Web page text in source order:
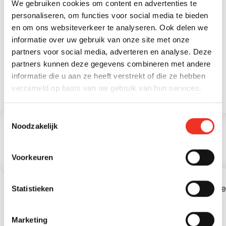
We gebruiken cookies om content en advertenties te
personaliseren, om functies voor social media te bieden
en om ons websiteverkeer te analyseren. Ook delen we
informatie over uw gebruik van onze site met onze
partners voor social media, adverteren en analyse. Deze
partners kunnen deze gegevens combineren met andere
informatie die u aan ze heeft verstrekt of die ze hebben
verzameld op basis van uw gebruik van hun services.
Noodzakelijk
Voorkeuren
Statistieken
Marketing
Aantal woonlagen 3 woonlagen
Externe bergruimte 7 m2
Leeftijd in gemeente